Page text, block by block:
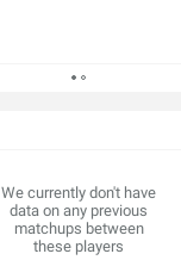
We currently don't have
data on any previous
matchups between
these players